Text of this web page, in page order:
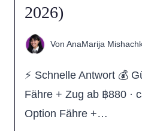
2026)
Von AnaMarija
⚡ Schnelle Antwort 💰
Fähre + Zug ab ฿880 ·
Option Fähre +…